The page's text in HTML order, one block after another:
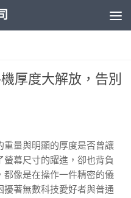
厚度大解放，告別
重量與明顯的厚度是否曾讓
幕尺寸的躍進，卻也背負
都像是在操作一件精密的儀
著無數科技愛好者與普通